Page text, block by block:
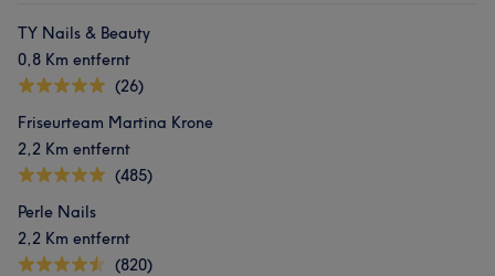
TY Nails & Beauty
0,8 Km entfernt
(26)
Friseurteam Martina Krone
2,2 Km entfernt
(485)
Perle Nails
2,2 Km entfernt
(820)